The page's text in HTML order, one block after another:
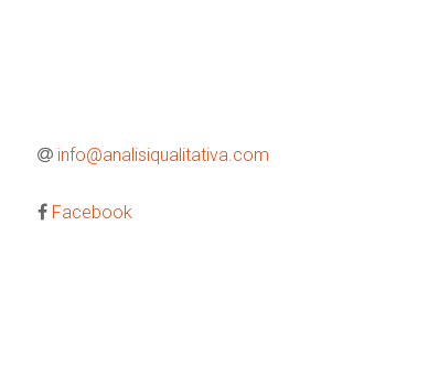
info@analisiqualitativa.com
Facebook